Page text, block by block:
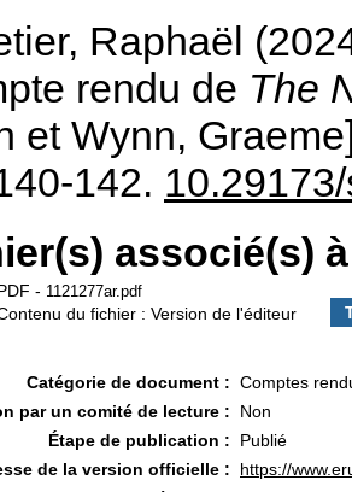
Raphaël
rendu de The
et Wynn, Graeme
142.
associé(s)
- 1121277ar.pdf
du fichier : Version de l'éditeur
Catégorie de document : Comptes
par un comité de lecture :
Non
Étape de publication :
Publié
de la version officielle :
https://